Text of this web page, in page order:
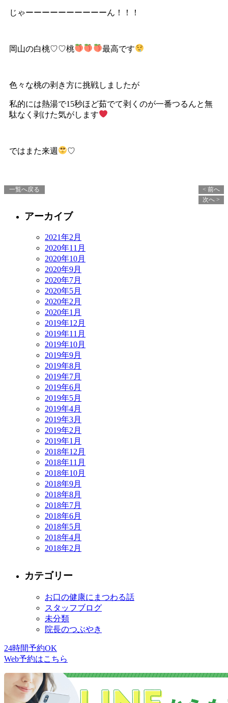
じゃーーーーーーーーーーん！！！
岡山の白桃♡♡桃 最高です
色々な桃の剥き方に挑戦しましたが
私的には熱湯で15秒ほど茹でて剥くのが一番つるんと無
駄なく剥けた気がします
ではまた来週 ♡
一覧へ戻る
< 前へ
次へ >
アーカイブ
2021年2月
2020年11月
2020年10月
2020年9月
2020年7月
2020年5月
2020年2月
2020年1月
2019年12月
2019年11月
2019年10月
2019年9月
2019年8月
2019年7月
2019年6月
2019年5月
2019年4月
2019年3月
2019年2月
2019年1月
2018年12月
2018年11月
2018年10月
2018年9月
2018年8月
2018年7月
2018年6月
2018年5月
2018年4月
2018年2月
カテゴリー
お口の健康にまつわる話
スタッフブログ
未分類
院長のつぶやき
24時間予約OK
Web予約はこちら